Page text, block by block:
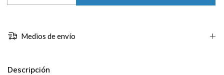
Medios de envío
Descripción